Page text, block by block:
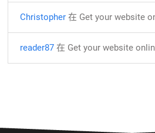
Christopher 在 Get your website
reader87 在 Get your website